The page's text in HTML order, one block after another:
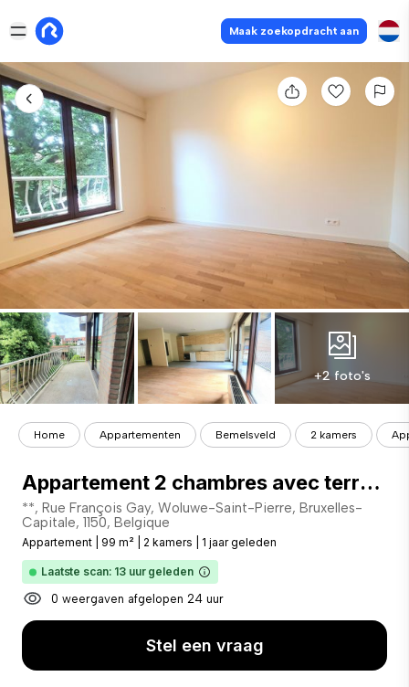
Maak zoekopdracht aan
+2 foto's
Home Appartementen Bemelsveld 2 kamers
Appartement 2 chambres avec terrasse
**, Rue François Gay, Woluwe-Saint-Pierre, Bruxelles-
Capitale, 1150, Belgique
Appartement 99 m² 2 kamers 1 jaar geleden
Laatste scan: 13 uur geleden
0 weergaven afgelopen 24 uur
Stel een vraag